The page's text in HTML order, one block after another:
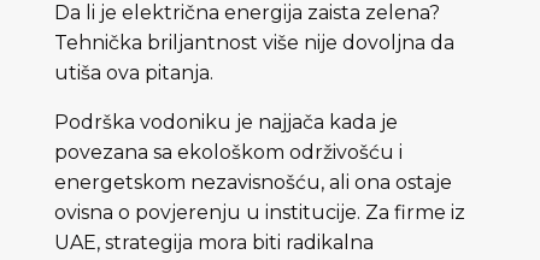
Da li je električna energija zaista zelena?
Tehnička briljantnost više nije dovoljna da
utiša ova pitanja.
Podrška vodoniku je najjača kada je
povezana sa ekološkom održivošću i
energetskom nezavisnošću, ali ona ostaje
ovisna o povjerenju u institucije. Za firme iz
UAE, strategija mora biti radikalna